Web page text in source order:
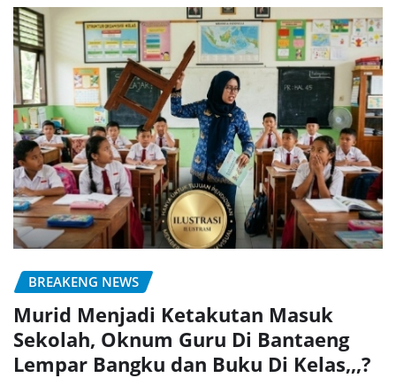
BREAKENG NEWS
Murid Menjadi Ketakutan Masuk
Sekolah, Oknum Guru Di Bantaeng
Lempar Bangku dan Buku Di Kelas,,,?